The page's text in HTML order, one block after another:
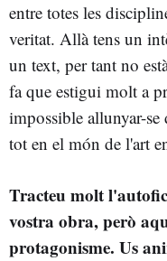
entre totes les
veritat. Allà tens un
un text, per tant no
fa que estigui molt a
impossible allunyar-
tot en el món de l'art
Tracteu molt
vostra obra, però
protagonisme. Us